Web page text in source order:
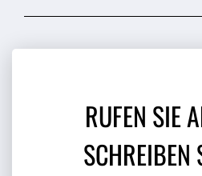
RUFEN SIE
SCHREIBEN